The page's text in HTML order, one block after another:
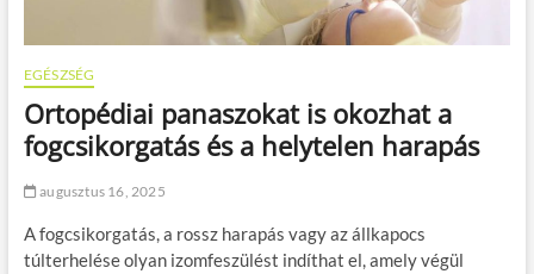
EGÉSZSÉG
Ortopédiai panaszokat is okozhat a
fogcsikorgatás és a helytelen harapás
augusztus 16, 2025
A fogcsikorgatás, a rossz harapás vagy az állkapocs
túlterhelése olyan izomfeszülést indíthat el, amely végül